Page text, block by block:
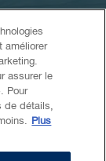
améliorer
assurer le
Pour
de détails,
Plus